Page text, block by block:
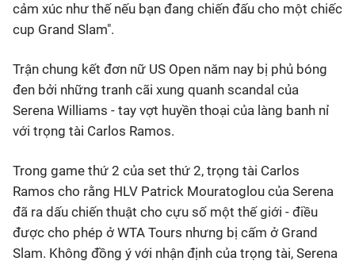
cảm xúc như thế nếu bạn đang chiến đấu cho một chiếc
cup Grand Slam".
Trận chung kết đơn nữ US Open năm nay bị phủ bóng
đen bởi những tranh cãi xung quanh scandal của
Serena Williams - tay vợt huyền thoại của làng banh nỉ
với trọng tài Carlos Ramos.
Trong game thứ 2 của set thứ 2, trọng tài Carlos
Ramos cho rằng HLV Patrick Mouratoglou của Serena
đã ra dấu chiến thuật cho cựu số một thế giới - điều
được cho phép ở WTA Tours nhưng bị cấm ở Grand
Slam. Không đồng ý với nhận định của trọng tài, Serena